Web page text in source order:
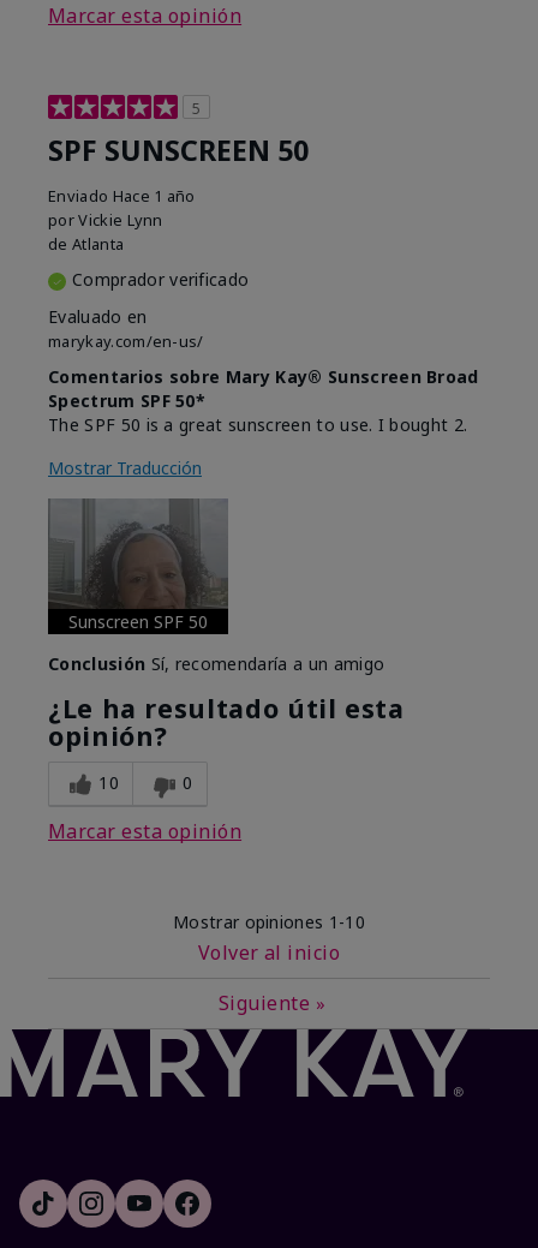
Marcar esta opinión
5
SPF SUNSCREEN 50
Enviado Hace 1 año
porVickie Lynn
de Atlanta
Comprador verificado
Evaluado en
marykay.com/en-us/
Comentarios sobre Mary Kay® Sunscreen Broad
Spectrum SPF 50*
The SPF 50 is a great sunscreen to use. I bought 2.
Mostrar Traducción
Sunscreen SPF 50
Conclusión Sí, recomendaría a un amigo
¿Le ha resultado útil esta
opinión?
10 0
Marcar esta opinión
Mostrar opiniones 1-10
Volver al inicio
Siguiente »